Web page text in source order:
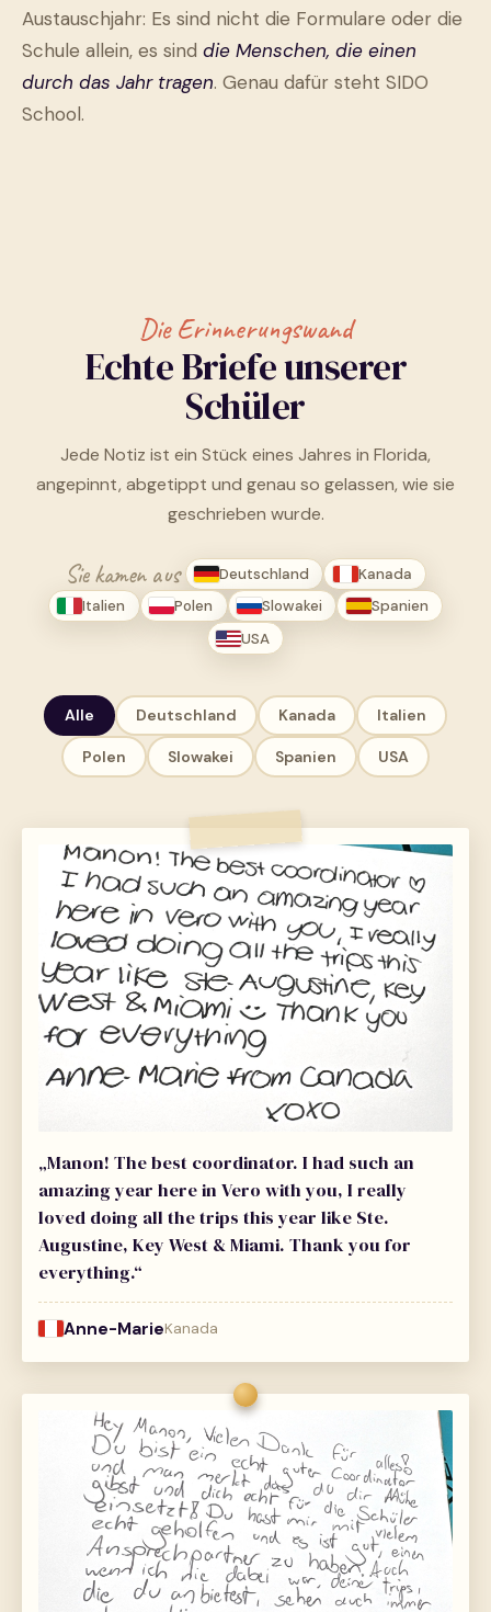
Austauschjahr: Es sind nicht die Formulare oder die
Schule allein, es sind die Menschen, die einen
durch das Jahr tragen. Genau dafür steht SIDO
School.
Die Erinnerungswand
Echte Briefe unserer
Schüler
Jede Notiz ist ein Stück eines Jahres in Florida,
angepinnt, abgetippt und genau so gelassen, wie sie
geschrieben wurde.
Sie kamen aus Deutschland
Kanada
Italien
Polen Slowakei
Spanien
USA
Alle Deutschland Kanada Italien
Polen Slowakei Spanien USA
„Manon! The best coordinator. I had such an
amazing year here in Vero with you, I really
loved doing all the trips this year like Ste.
Augustine, Key West & Miami. Thank you for
everything.“
Anne-MarieKanada